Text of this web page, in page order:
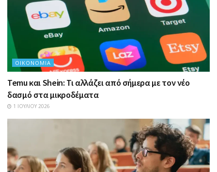
ΟΙΚΟΝΟΜΊΑ
Temu και Shein: Τι αλλάζει από σήμερα με τον νέο
δασμό στα μικροδέματα
1 ΙΟΥΛΊΟΥ 2026